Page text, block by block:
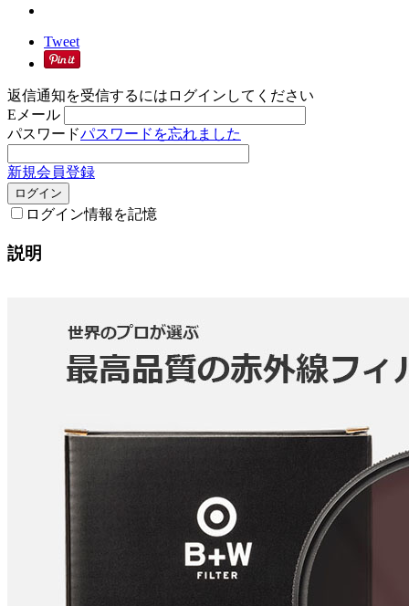
Tweet
返信通知を受信するにはログインしてください
Eメール
パスワードパスワードを忘れました
新規会員登録
ログイン
ログイン情報を記憶
説明